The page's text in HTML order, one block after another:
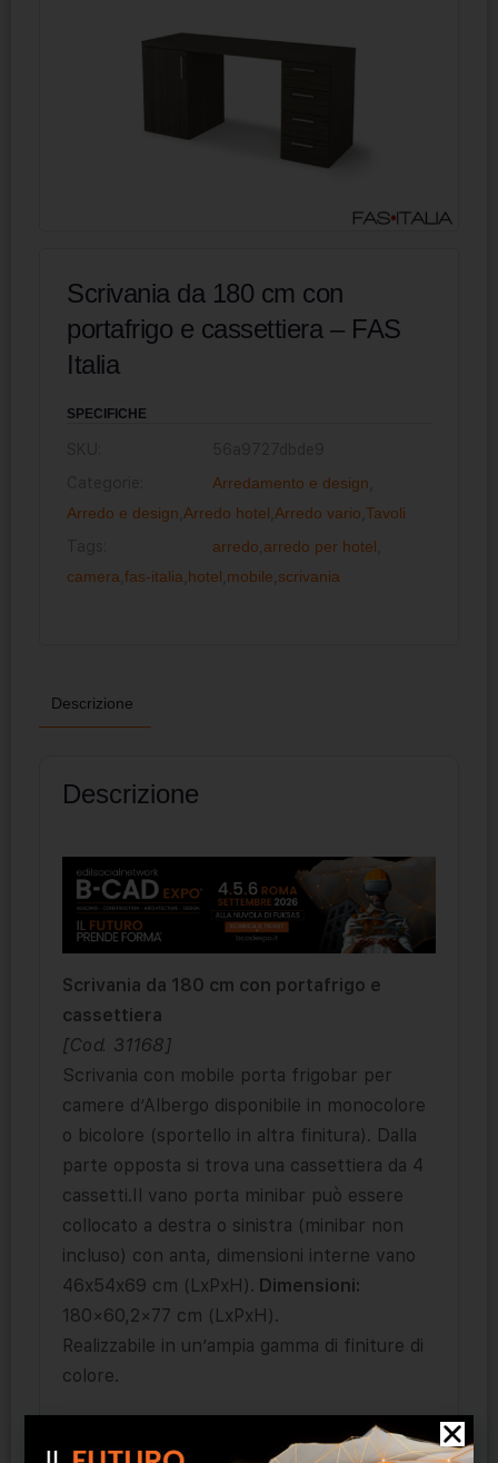
Scrivania da 180 cm con
portafrigo e cassettiera – FAS
Italia
SPECIFICHE
Arredamento e design
Arredo e design Arredo hotel Arredo vario Tavoli
arredo arredo per hotel
camera fas-italia hotel mobile scrivania
Descrizione
Descrizione
Scrivania da 180 cm con portafrigo e
cassettiera
[Cod. 31168]
Scrivania con mobile porta frigobar per
camere d’Albergo disponibile in monocolore
o bicolore (sportello in altra finitura). Dalla
parte opposta si trova una cassettiera da 4
cassetti.Il vano porta minibar può essere
collocato a destra o sinistra (minibar non
incluso) con anta, dimensioni interne vano
46x54x69 cm (LxPxH). Dimensioni:
180×60,2×77 cm (LxPxH).
Realizzabile in un’ampia gamma di finiture di
colore.